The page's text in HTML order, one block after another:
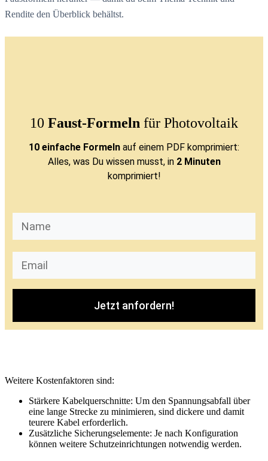
Rendite den Überblick behältst.
10 Faust-Formeln für Photovoltaik
10 einfache Formeln auf einem PDF komprimiert:
Alles, was Du wissen musst, in 2 Minuten
komprimiert!
Jetzt anfordern!
Weitere Kostenfaktoren sind:
Stärkere Kabelquerschnitte: Um den Spannungsabfall über
eine lange Strecke zu minimieren, sind dickere und damit
teurere Kabel erforderlich.
Zusätzliche Sicherungselemente: Je nach Konfiguration
können weitere Schutzeinrichtungen notwendig werden.